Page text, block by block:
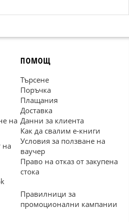
на
на
ПОМОЩ
Търсене
Поръчка
Плащания
Доставка
Данни за клиента
Как да свалим е-книги
Условия за ползване на
ваучер
Право на отказ от закупена
стока
Правилници за
промоционални кампании